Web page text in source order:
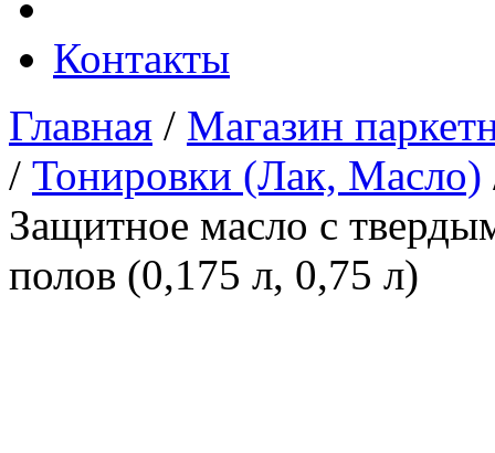
Контакты
Главная / Магазин
/ Тонировки (Лак, Масло)
Защитное масло с
полов (0,175 л, 0,75 л)